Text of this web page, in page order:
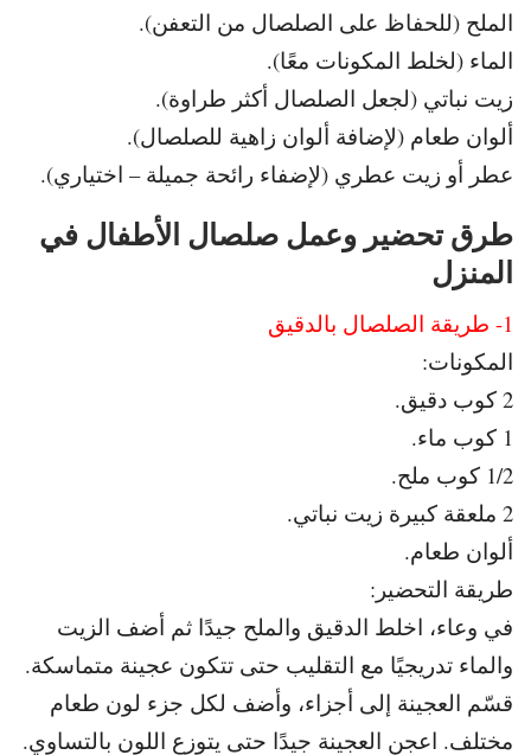
الملح (للحفاظ على الصلصال من التعفن).
الماء (لخلط المكونات معًا).
زيت نباتي (لجعل الصلصال أكثر طراوة).
ألوان طعام (لإضافة ألوان زاهية للصلصال).
عطر أو زيت عطري (لإضفاء رائحة جميلة – اختياري).
طرق تحضير وعمل صلصال الأطفال في
المنزل
1- طريقة الصلصال بالدقيق
المكونات:
2 كوب دقيق.
1 كوب ماء.
1/2 كوب ملح.
2 ملعقة كبيرة زيت نباتي.
ألوان طعام.
طريقة التحضير:
في وعاء، اخلط الدقيق والملح جيدًا ثم أضف الزيت
والماء تدريجيًا مع التقليب حتى تتكون عجينة متماسكة.
قسّم العجينة إلى أجزاء، وأضف لكل جزء لون طعام
مختلف. اعجن العجينة جيدًا حتى يتوزع اللون بالتساوي.